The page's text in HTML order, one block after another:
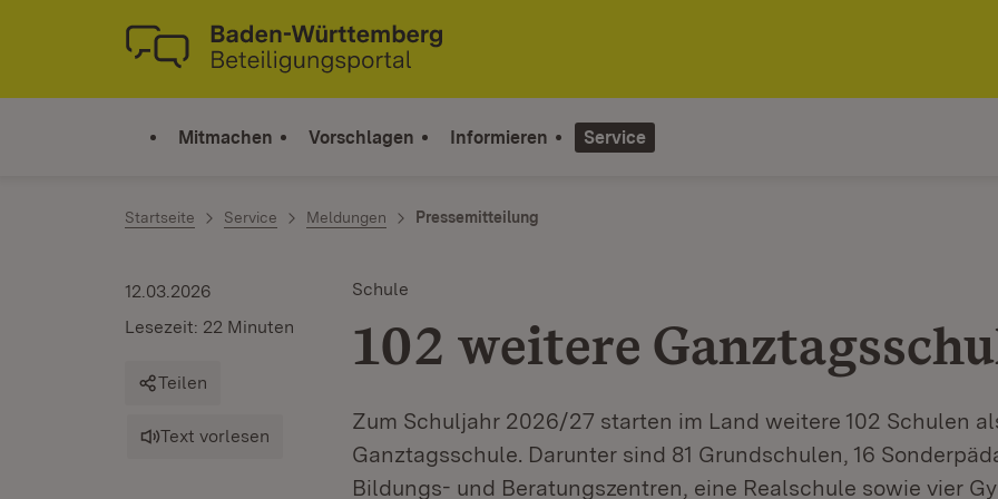
Zum Inhalt springen
Link zur Startseite
Mitmachen Vorschlagen Informieren Service
Startseite Service Meldungen Pressemitteilung
Schule
102 weitere
Zum Schuljahr 2026/27 starten im Land weitere 102 Schulen
Ganztagsschule. Darunter sind 81 Grundschulen, 16
Bildungs- und Beratungszentren, eine Realschule sowie vier
12.03.2026
Lesezeit: 22 Minuten
Teilen
Text vorlesen